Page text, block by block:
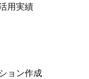
用実績
ョン作成